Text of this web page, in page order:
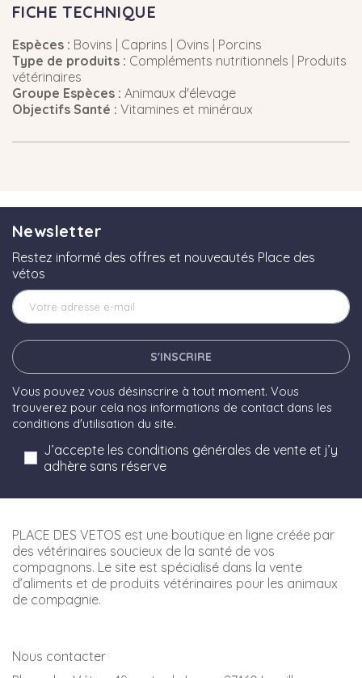
FICHE TECHNIQUE
Espèces : Bovins | Caprins | Ovins | Porcins
Type de produits : Compléments nutritionnels | Produits
vétérinaires
Groupe Espèces : Animaux d'élevage
Objectifs Santé : Vitamines et minéraux
Newsletter
Restez informé des offres et nouveautés Place des
vétos
S'INSCRIRE
Vous pouvez vous désinscrire à tout moment. Vous
trouverez pour cela nos informations de contact dans les
conditions d'utilisation du site.
J’accepte les conditions générales de vente et j’y
adhère sans réserve
PLACE DES VETOS est une boutique en ligne créée par
des vétérinaires soucieux de la santé de vos
compagnons. Le site est spécialisé dans la vente
d’aliments et de produits vétérinaires pour les animaux
de compagnie.
Nous contacter